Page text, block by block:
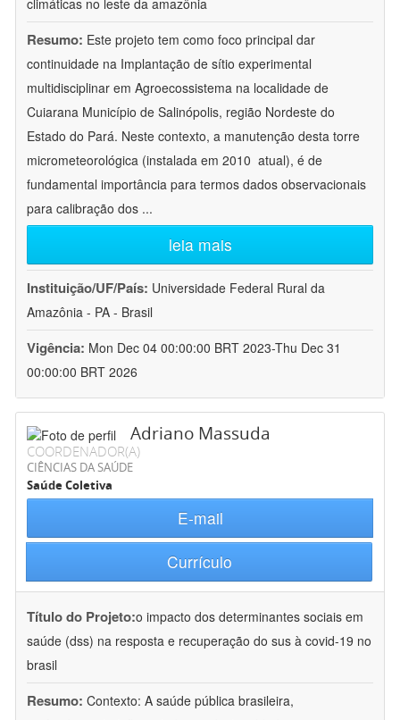
climáticas no leste da amazônia
Resumo: Este projeto tem como foco principal dar
continuidade na Implantação de sítio experimental
multidisciplinar em Agroecossistema na localidade de
Cuiarana Município de Salinópolis, região Nordeste do
Estado do Pará. Neste contexto, a manutenção desta torre
micrometeorológica (instalada em 2010  atual), é de
fundamental importância para termos dados observacionais
para calibração dos ...
leia mais
Instituição/UF/País: Universidade Federal Rural da
Amazônia - PA - Brasil
Vigência: Mon Dec 04 00:00:00 BRT 2023-Thu Dec 31
00:00:00 BRT 2026
Adriano Massuda
COORDENADOR(A)
CIÊNCIAS DA SAÚDE
Saúde Coletiva
E-mail
Currículo
Título do Projeto:o impacto dos determinantes sociais em
saúde (dss) na resposta e recuperação do sus à covid-19 no
brasil
Resumo: Contexto: A saúde pública brasileira,